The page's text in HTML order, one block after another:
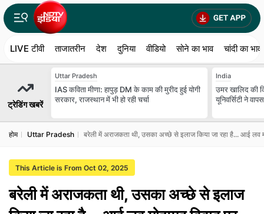
LIVE टीवी ताजातरीन देश दुनिया वीडियो सोने का भाव चांदी का भाव
ट्रेडिंग खबरें
Uttar Pradesh
IAS कविता मीणा: हापुड़ DM के काम की मुरीद हुई योगी
सरकार, राजस्थान में भी हो रही चर्चा
India
उमर खालिद की
यूनिवर्सिटी ने
होम Uttar Pradesh बरेली में अराजकता थी, उसका अच्छे से इलाज किया जा रहा है... आई लव
This Article is From Oct 02, 2025
बरेली में अराजकता थी, उसका अच्छे से इलाज